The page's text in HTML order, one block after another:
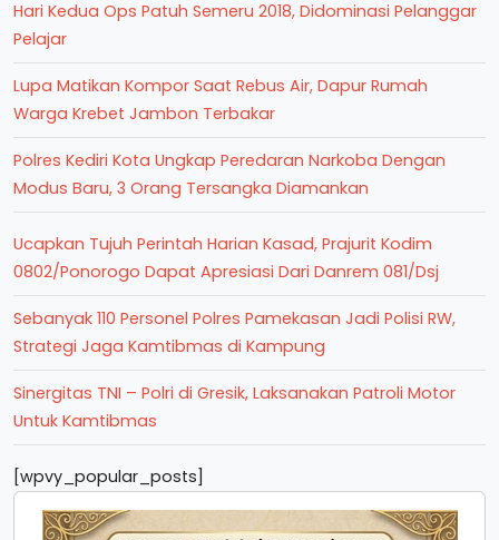
Hari Kedua Ops Patuh Semeru 2018, Didominasi Pelanggar
Pelajar
Lupa Matikan Kompor Saat Rebus Air, Dapur Rumah
Warga Krebet Jambon Terbakar
Polres Kediri Kota Ungkap Peredaran Narkoba Dengan
Modus Baru, 3 Orang Tersangka Diamankan
Ucapkan Tujuh Perintah Harian Kasad, Prajurit Kodim
0802/Ponorogo Dapat Apresiasi Dari Danrem 081/Dsj
Sebanyak 110 Personel Polres Pamekasan Jadi Polisi RW,
Strategi Jaga Kamtibmas di Kampung
Sinergitas TNI – Polri di Gresik, Laksanakan Patroli Motor
Untuk Kamtibmas
[wpvy_popular_posts]